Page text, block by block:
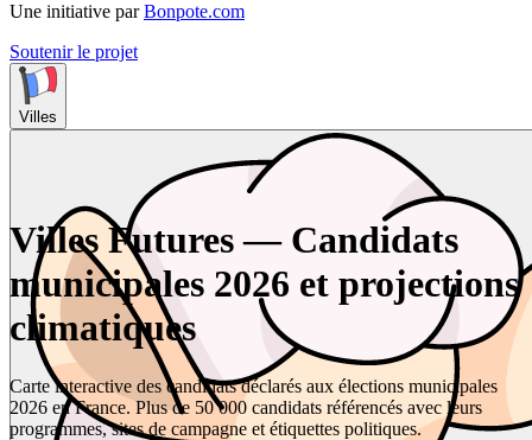
Une initiative par Bonpote.com
Soutenir le projet
Villes
Villes Futures — Candidats
municipales 2026 et projections
climatiques
Carte interactive des candidats déclarés aux élections municipales
2026 en France. Plus de 50 000 candidats référencés avec leurs
programmes, sites de campagne et étiquettes politiques.